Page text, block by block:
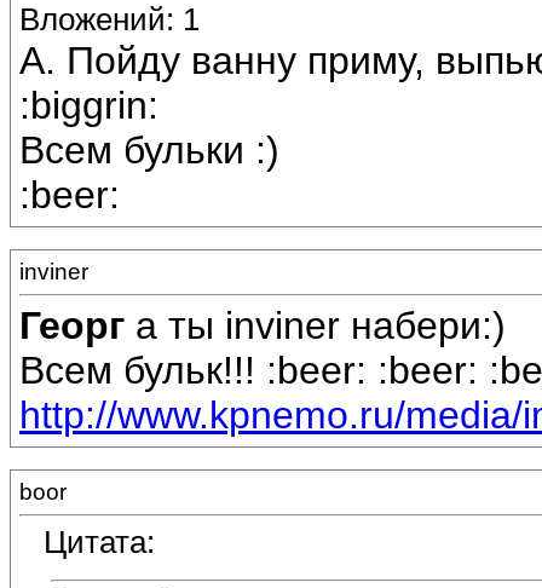
Вложений: 1
А. Пойду ванну приму,
:biggrin:
Всем бульки :)
:beer:
inviner
Георг а ты inviner набери:)
Всем бульк!!! :beer: :beer:
http://www.kpnemo.ru/media/
boor
Цитата: